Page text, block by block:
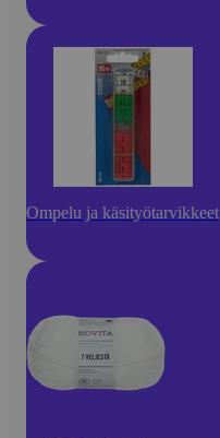
Ompelu ja käsityötarvikkeet